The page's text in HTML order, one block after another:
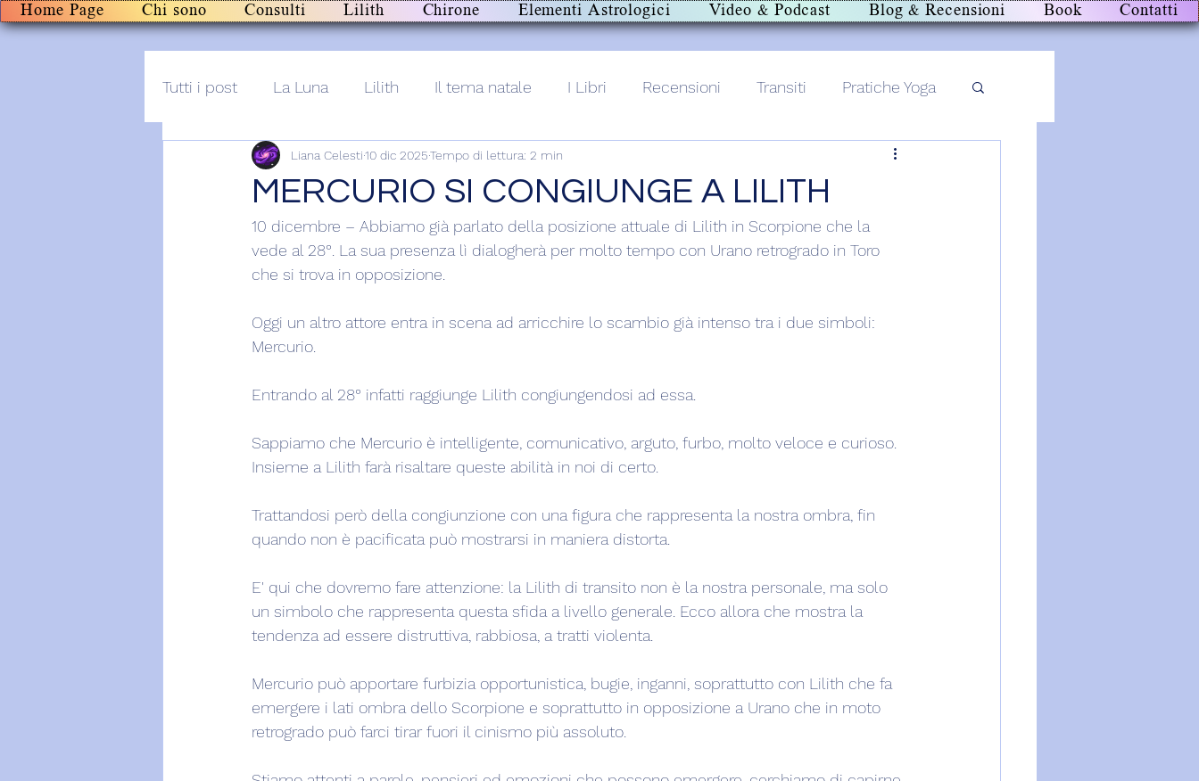
Home Page Chi sono Consulti Lilith Chirone Elementi Astrologici Video & Podcast Blog & Recensioni Book Contatti
Tutti i post La Luna Lilith Il tema natale I Libri Recensioni Transiti Pratiche Yoga
Post+audio Lilith+
MERCURIO SI CONGIUNGE A LILITH
Liana Celesti10 dic 2025Tempo di lettura: 2 min
10 dicembre – Abbiamo già parlato della posizione attuale di Lilith in Scorpione che la
vede al 28°. La sua presenza lì dialogherà per molto tempo con Urano retrogrado in Toro
che si trova in opposizione.
Oggi un altro attore entra in scena ad arricchire lo scambio già intenso tra i due simboli:
Mercurio.
Entrando al 28° infatti raggiunge Lilith congiungendosi ad essa.
Sappiamo che Mercurio è intelligente, comunicativo, arguto, furbo, molto veloce e curioso.
Insieme a Lilith farà risaltare queste abilità in noi di certo.
Trattandosi però della congiunzione con una figura che rappresenta la nostra ombra, fin
quando non è pacificata può mostrarsi in maniera distorta.
E' qui che dovremo fare attenzione: la Lilith di transito non è la nostra personale, ma solo
un simbolo che rappresenta questa sfida a livello generale. Ecco allora che mostra la
tendenza ad essere distruttiva, rabbiosa, a tratti violenta.
Mercurio può apportare furbizia opportunistica, bugie, inganni, soprattutto con Lilith che fa
emergere i lati ombra dello Scorpione e soprattutto in opposizione a Urano che in moto
retrogrado può farci tirar fuori il cinismo più assoluto.